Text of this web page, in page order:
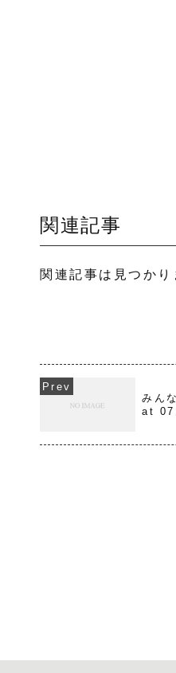
関連記事
関連記事は見つかり
みん
at